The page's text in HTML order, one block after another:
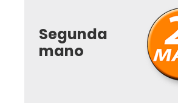
Segunda
mano